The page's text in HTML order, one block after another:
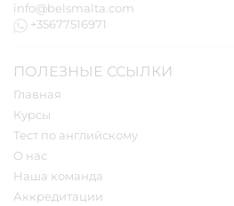
info@belsmalta.com
+35677516971
ПОЛЕЗНЫЕ ССЫЛКИ
Главная
Курсы
Тест по английскому
О нас
Наша команда
Аккредитации